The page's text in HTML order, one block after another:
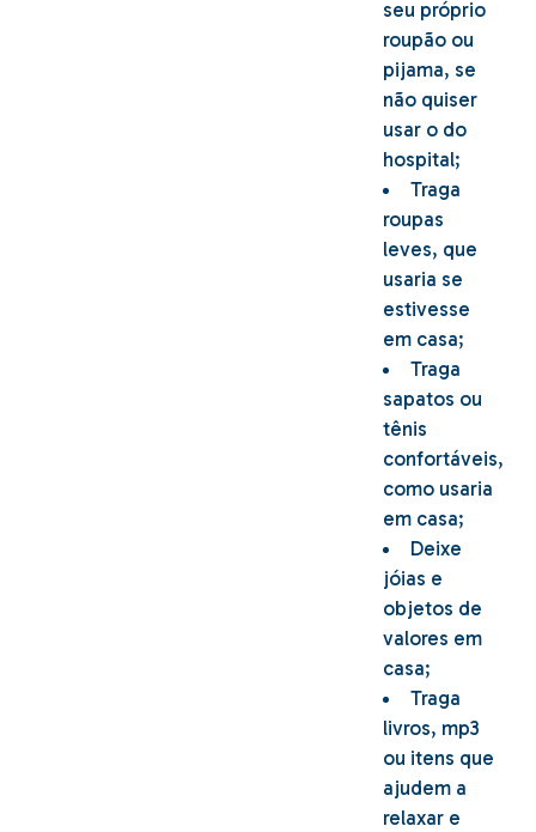
seu próprio
roupão ou
pijama, se
não quiser
usar o do
hospital;
Traga
roupas
leves, que
usaria se
estivesse
em casa;
Traga
sapatos ou
tênis
confortáveis,
como usaria
em casa;
Deixe
jóias e
objetos de
valores em
casa;
Traga
livros, mp3
ou itens que
ajudem a
relaxar e